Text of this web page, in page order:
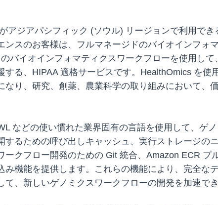
アジアパシフィック (ソウル) リージョンで利用で
スのお客様は、フルマネージドのバイオインフォ
バイオインフォマティクスワークフローを使用し
る、HIPAA 適格サービスです。HealthOmics を使
り、研究、創薬、農業科学の取り組みにおいて、
などの使い慣れた業界固有の言語を使用して、ゲ
るための呼び出しキャッシュ、実行ストレージの
クフロー開発のための Git 統合、Amazon ECR プ
機能を提供します。これらの機能により、完全な
、新しいゲノミクスワークフローの開発を加速でき